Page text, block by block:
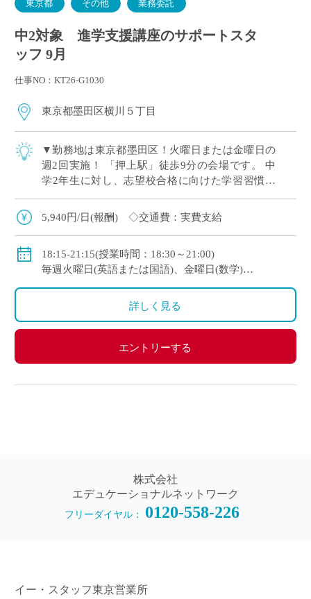
東京都 その他 業務委託
中2対象 進学支援講座のサポートスタ
ッフ 9月
仕事NO：KT26-G1030
東京都墨田区横川５丁目
▼勤務地は東京都墨田区！火曜日または金曜日の
週2回実施！ 「押上駅」徒歩9分の会場です。 中
学2年生に対し、志望校合格に向けた学習習慣の
定着と実践力の向上を目指します！
5,940円/日(報酬) ◇交通費：実費支給
18:15-21:15(授業時間：18:30～21:00)
毎週火曜日(英語または国語)、金曜日(数学)
※週1～2で勤務可能です。
詳しく見る
エントリーする
株式会社
エデュケーショナルネットワーク
フリーダイヤル： 0120-558-226
イー・スタッフ東京営業所